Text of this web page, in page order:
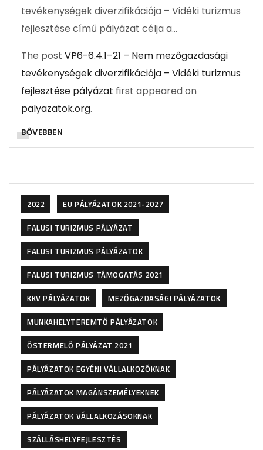
tevékenységek diverzifikációja – Vidéki turizmus
fejlesztése című pályázat célja a…
The post VP6-6.4.1–21 – Nem mezőgazdasági
tevékenységek diverzifikációja – Vidéki turizmus
fejlesztése pályázat first appeared on
palyazatok.org.
BŐVEBBEN
2022
EU PÁLYÁZATOK 2021-2027
FALUSI TURIZMUS PÁLYÁZAT
FALUSI TURIZMUS PÁLYÁZATOK
FALUSI TURIZMUS TÁMOGATÁS 2021
KKV PÁLYÁZATOK
MEZŐGAZDASÁGI PÁLYÁZATOK
MUNKAHELYTEREMTŐ PÁLYÁZATOK
ŐSTERMELŐ PÁLYÁZAT 2021
PÁLYÁZATOK EGYÉNI VÁLLALKOZÓKNAK
PÁLYÁZATOK MAGÁNSZEMÉLYEKNEK
PÁLYÁZATOK VÁLLALKOZÁSOKNAK
SZÁLLÁSHELYFEJLESZTÉS